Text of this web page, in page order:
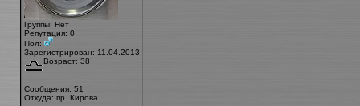
Группы: Нет
Репутация: 0
Пол:
Зарегистрирован: 11.04.2013
Возраст: 38
Сообщения: 51
Откуда: пр. Кирова